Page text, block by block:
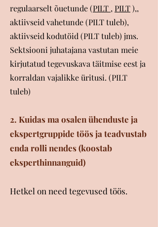
regulaarselt õuetunde (PILT , PILT),,
aktiivseid vahetunde (PILT tuleb),
aktiivseid kodutöid (PILT tuleb) jms.
Sektsiooni juhatajana vastutan meie
kirjutatud tegevuskava täitmise eest ja
korraldan vajalikke üritusi. (PILT
tuleb)
2. Kuidas ma osalen ühenduste ja
ekspertgruppide töös ja teadvustab
enda rolli nendes (koostab
eksperthinnanguid)
Hetkel on need tegevused töös.